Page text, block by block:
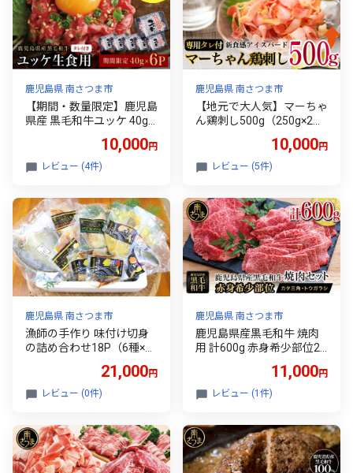
産 小分け 冷凍 JA食肉かご
しま 南さつま市
鹿児島県 南さつま市
【期間・数量限定】鹿児島
県産 黒毛和牛ユッケ 40g×
お肉 お取り寄せ 小分け 冷
凍 生食認定工場 鹿児島産
10,000円
レビュー (4件)
鹿児島県 南さつま市
【地元で大人気】マーちゃ
ん鶏刺し500g（250g×2
ド）タレ付【鳥刺し】 万
世ストアー 肉 鶏肉 鶏の刺
ご当地グルメ おすすめ 南
さつま市
10,000円
レビュー (5件)
鹿児島県 南さつま市
漁師の手作り 味付け切身
の詰め合わせ18P（6種×3
島県産 天然ぶり かます し
いら あじ 照焼き 西京漬け
ッパー 冷凍 おかず フライ
パン調理 ギフト
21,000円
レビュー (0件)
鹿児島県 南さつま市
鹿児島県産黒毛和牛 焼肉
用 計600g 赤身希少部位2
凍 スターゼン バーベキュ
ー BBQ 焼肉 国産 肉 希少
定】
11,000円
レビュー (1件)